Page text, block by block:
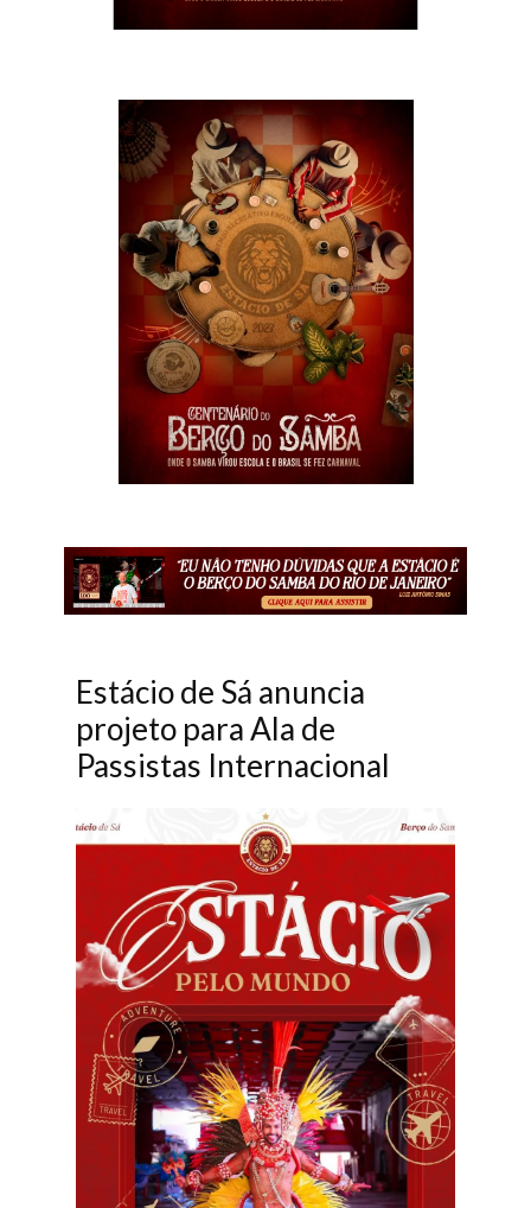
Estácio de Sá anuncia
projeto para Ala de
Passistas Internacional